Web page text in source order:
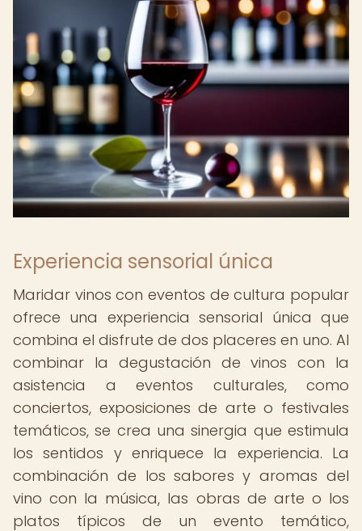
Experiencia sensorial única
Maridar vinos con eventos de cultura popular
ofrece una experiencia sensorial única que
combina el disfrute de dos placeres en uno. Al
combinar la degustación de vinos con la
asistencia a eventos culturales, como
conciertos, exposiciones de arte o festivales
temáticos, se crea una sinergia que estimula
los sentidos y enriquece la experiencia. La
combinación de los sabores y aromas del
vino con la música, las obras de arte o los
platos típicos de un evento temático,